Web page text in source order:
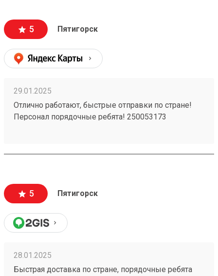
5 Пятигорск
29.01.2025
Отлично работают, быстрые отправки по стране!
Персонал порядочные ребята! 250053173
5 Пятигорск
28.01.2025
Быстрая доставка по стране, порядочные ребята